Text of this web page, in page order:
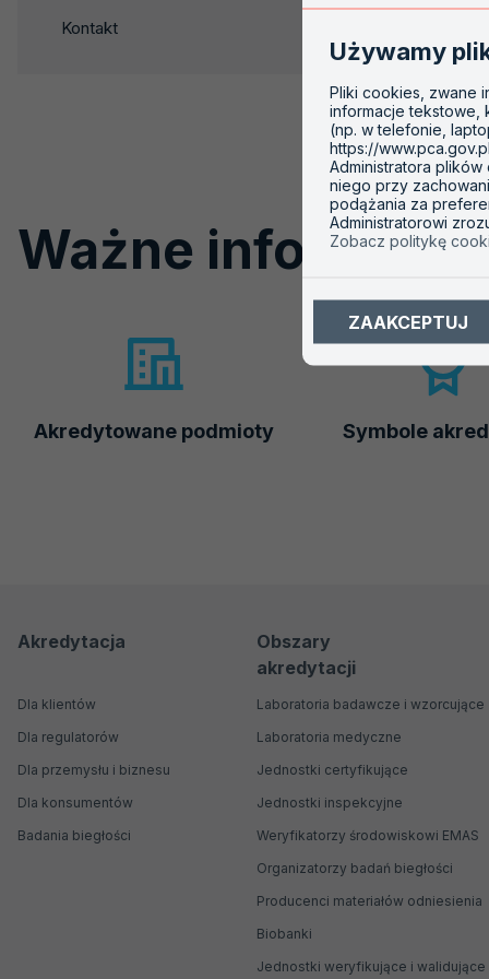
Kontakt
Akredytacja
w obszarze kolei
Ważne informacje
Akredytowane podmioty Symbole
Menu
Menu
Akredytacja
Dla klientów
Dla regulatorów
Dla przemysłu i biznesu
Dla konsumentów
Badania biegłości
Obszary
akredytacji
Laboratoria badawcze i wzorcujące
Laboratoria medyczne
Jednostki certyfikujące
Jednostki inspekcyjne
Weryfikatorzy środowiskowi EMAS
Organizatorzy badań biegłości
Producenci materiałów odniesienia
Biobanki
Jednostki weryfikujące i walidujące
Używamy
Pliki cookies, zwane
informacje tekstowe,
(np. w telefonie,
https://
Administratora
niego przy
podążania za
Administratorowi
Zobacz politykę
ZAAKCEPTUJ